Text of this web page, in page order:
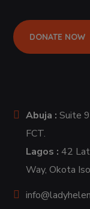
DONATE NOW
Abuja : Suite
FCT.
Lagos : 42
Way, Okota